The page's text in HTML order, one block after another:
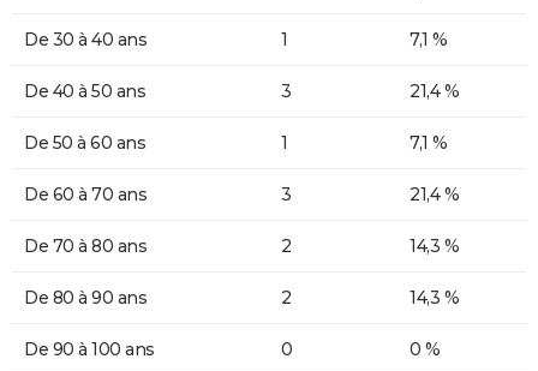
De 30 à 40 ans 1 7,1 %
De 40 à 50 ans 3 21,4 %
De 50 à 60 ans 1 7,1 %
De 60 à 70 ans 3 21,4 %
De 70 à 80 ans 2 14,3 %
De 80 à 90 ans 2 14,3 %
De 90 à 100 ans 0 0 %